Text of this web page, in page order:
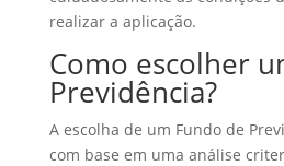
realizar a aplicação.
Como escolher
Previdência?
A escolha de um Fundo de
com base em uma análise